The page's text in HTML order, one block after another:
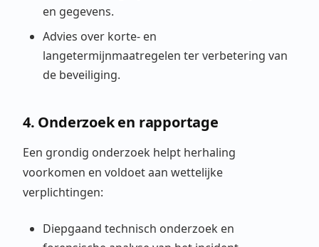
en gegevens.
Advies over korte- en
langetermijnmaatregelen ter verbetering van
de beveiliging.
4. Onderzoek en rapportage
Een grondig onderzoek helpt herhaling
voorkomen en voldoet aan wettelijke
verplichtingen:
Diepgaand technisch onderzoek en